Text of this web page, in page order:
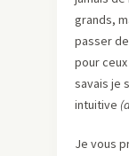
grands,
passer
pour
savais je
intuitive
Je vous